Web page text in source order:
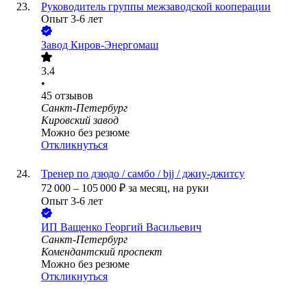
Руководитель группы межзаводской кооперации
Опыт 3-6 лет
Завод Киров-Энергомаш
3.4
•
45 отзывов
Санкт-Петербург
Кировский завод
Можно без резюме
Откликнуться
Тренер по дзюдо / самбо / bjj / джиу-джитсу
72 000 – 105 000 ₽ за месяц, на руки
Опыт 3-6 лет
ИП Ващенко Георгий Васильевич
Санкт-Петербург
Комендантский проспект
Можно без резюме
Откликнуться